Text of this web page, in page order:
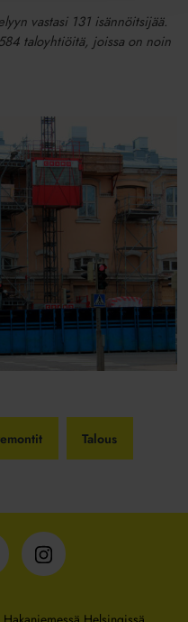
vastasi 131 isännöitsijää.
taloyhtiöitä, joissa on noin
Talous
Isännöintiliitto
Instagrammissa